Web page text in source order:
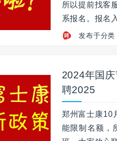
所以提前找客
系报名。报名
发布于分类
2024年国
聘2025
郑州富士康10
能限制名额，